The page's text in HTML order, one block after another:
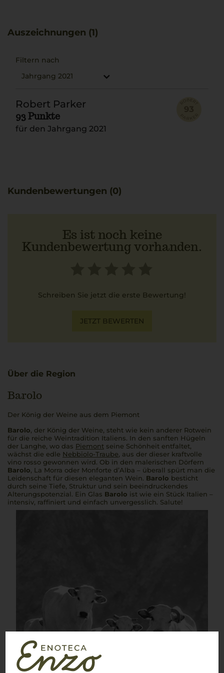
Polenta.
Auszeichnungen (1)
Filtern nach
Jahrgang 2021
Robert Parker
93 Punkte
für den Jahrgang 2021
Kundenbewertungen (0)
Es ist noch keine
Kundenbewertung vorhanden.
Schreiben Sie jetzt die erste Bewertung!
JETZT BEWERTEN
Über die Region
Barolo
Der König der Weine aus dem Piemont
Barolo, der König der Weine, steht wie kein anderer Rotwein
für die reiche Weintradition Italiens. In den sanften Hügeln
der Langhe, wo das Piemont seine Schönheit entfaltet,
wächst die edle Nebbiolo-Traube, aus der dieser kraftvolle
vino rosso gewonnen wird. Ob in den malerischen Dörfern
Barolo, La Morra oder Monforte d’Alba – überall spürt man die
Leidenschaft für diesen eleganten Wein. Barolo besticht
durch seine Tiefe, Struktur und sein beeindruckendes
Alterungspotenzial. Ein Glas Barolo ist wie ein Stück Italien –
intensiv, raffiniert und einfach unvergesslich. Salute!